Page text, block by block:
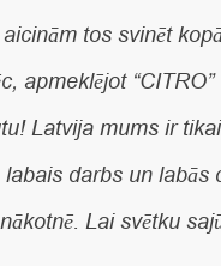
tos svinēt
apmeklējot
Latvija mums ir
darbs un labās
Lai svētku